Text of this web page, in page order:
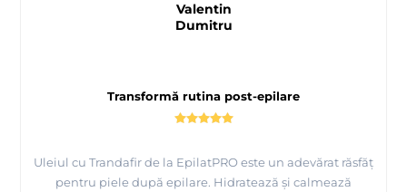
Transformă rutina post-epilare
Uleiul cu Trandafir de la EpilatPRO este un adevărat răsfăț
pentru piele după epilare. Hidratează și calmează
Valentin
Dumitru